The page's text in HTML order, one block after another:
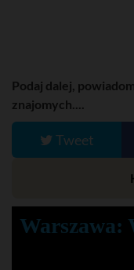
Podaj dalej, powiadom
znajomych....
Tweet
Warszawa: